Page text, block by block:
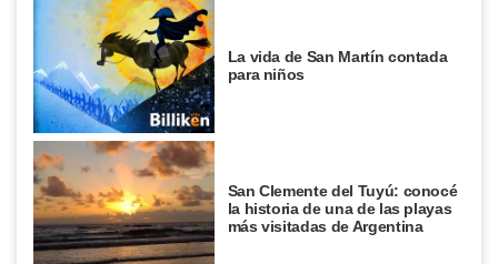
La vida de San Martín contada
para niños
San Clemente del Tuyú: conocé
la historia de una de las playas
más visitadas de Argentina